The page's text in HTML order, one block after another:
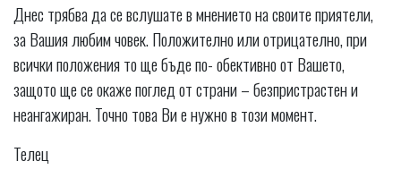
Днес трябва да се вслушате в мнението на своите приятели,
за Вашия любим човек. Положително или отрицателно, при
всички положения то ще бъде по- обективно от Вашето,
защото ще се окаже поглед от страни – безпристрастен и
неангажиран. Точно това Ви е нужно в този момент.
Телец